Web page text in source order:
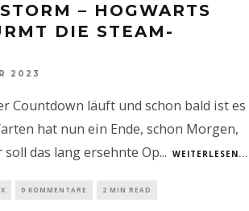
– HOGWARTS
DIE STEAM-
2023
Countdown läuft und schon bald ist es
hat nun ein Ende, schon Morgen,
das lang ersehnte Op... WEITERLESEN...
0 KOMMENTARE 2 MIN READ